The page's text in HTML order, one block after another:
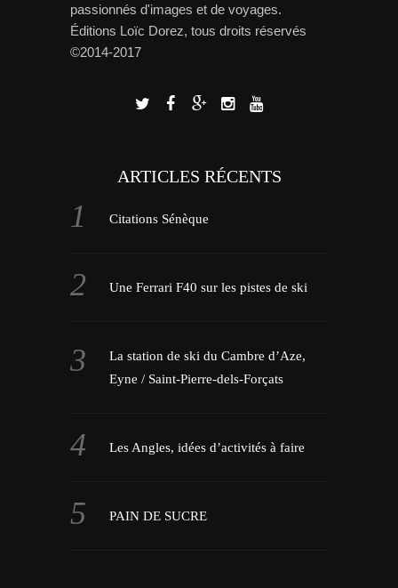
passionnés d'images et de voyages.
Éditions Loïc Dorez, tous droits réservés
©2014-2017
ARTICLES RÉCENTS
Citations Sénèque
Une Ferrari F40 sur les pistes de ski
La station de ski du Cambre d’Aze,
Eyne / Saint-Pierre-dels-Forçats
Les Angles, idées d’activités à faire
PAIN DE SUCRE